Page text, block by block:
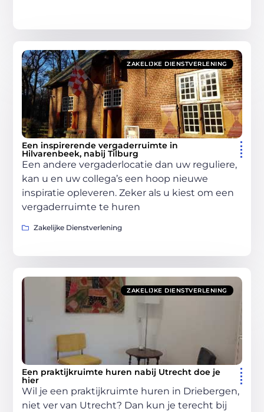
ZAKELIJKE DIENSTVERLENING
Een inspirerende vergaderruimte in
Hilvarenbeek, nabij Tilburg
Een andere vergaderlocatie dan uw reguliere,
kan u en uw collega’s een hoop nieuwe
inspiratie opleveren. Zeker als u kiest om een
vergaderruimte te huren
Zakelijke Dienstverlening
ZAKELIJKE DIENSTVERLENING
Een praktijkruimte huren nabij Utrecht doe je
hier
Wil je een praktijkruimte huren in Driebergen,
niet ver van Utrecht? Dan kun je terecht bij